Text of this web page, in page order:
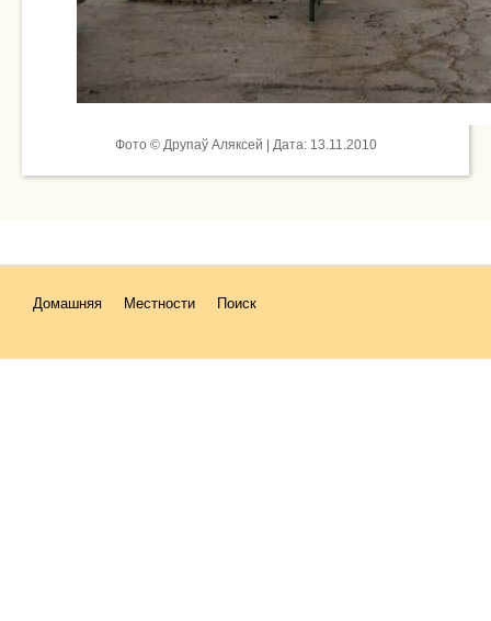
Фото © Друпаў Аляксей | Дата: 13.11.2010
Домашняя Местности Поиск